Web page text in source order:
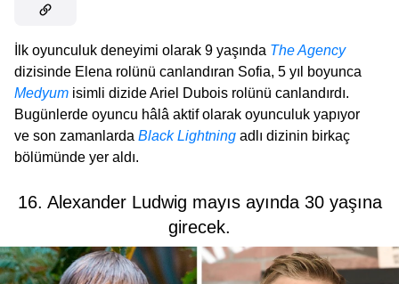
İlk oyunculuk deneyimi olarak 9 yaşında The Agency
dizisinde Elena rolünü canlandıran Sofia, 5 yıl boyunca
Medyum isimli dizide Ariel Dubois rolünü canlandırdı.
Bugünlerde oyuncu hâlâ aktif olarak oyunculuk yapıyor
ve son zamanlarda Black Lightning adlı dizinin birkaç
bölümünde yer aldı.
16. Alexander Ludwig mayıs ayında 30 yaşına
girecek.